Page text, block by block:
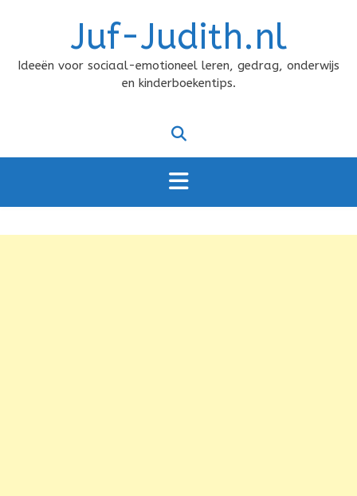
Juf-Judith.nl
Ideeën voor sociaal-emotioneel leren, gedrag, onderwijs
en kinderboekentips.